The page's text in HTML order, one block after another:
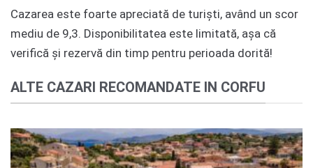
Cazarea este foarte apreciată de turiști, având un scor
mediu de 9,3. Disponibilitatea este limitată, așa că
verifică și rezervă din timp pentru perioada dorită!
ALTE CAZARI RECOMANDATE IN CORFU